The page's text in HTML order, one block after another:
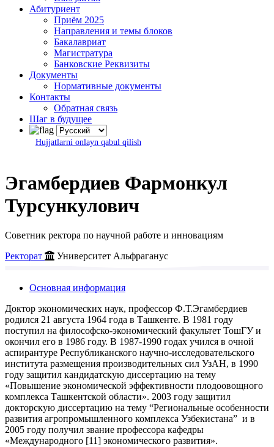
Абитуриент
Приём 2025
Направления и темы блоков
Бакалавриат
Магистратура
Банковские Реквизиты
Документы
Нормативные документы
Контакты
Обратная связь
Шаг в будущее
Hujjatlarni onlayn qabul qilish
Эгамбердиев Фармонкул
Турсункулович
Советник ректора по научной работе и инновациям
Ректорат
Университет Альфраганус
Основная информация
Доктор экономических наук, профессор Ф.Т.Эгамбердиев
родился 21 августа 1964 года в Ташкенте. В 1981 году
поступил на философско-экономический факультет ТошГУ и
окончил его в 1986 году. В 1987-1990 годах учился в очной
аспирантуре Республиканского научно-исследовательского
института размещения производительных сил УзАН, в 1990
году защитил кандидатскую диссертацию на тему
«Повышение экономической эффективности плодоовощного
комплекса Ташкентской области». 2003 году защитил
докторскую диссертацию на тему “Региональные особенности
развития агропромышленного комплекса Узбекистана” и в
2005 году получил звание профессора кафедры
«Международного [11] экономического развития».